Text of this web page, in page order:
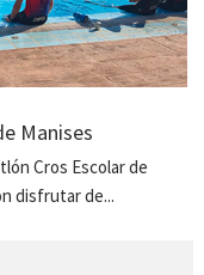
Manises
Cros Escolar de
disfrutar de...